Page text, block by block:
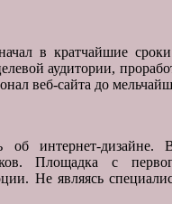
в кратчайшие
аудитории,
веб-сайта до
об интернет-
Площадка с
Не являясь